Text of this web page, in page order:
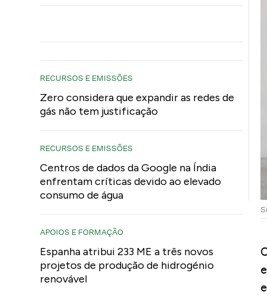
RECURSOS E EMISSÕES
Zero considera que expandir as redes de
gás não tem justificação
RECURSOS E EMISSÕES
Centros de dados da Google na Índia
enfrentam críticas devido ao elevado
consumo de água
APOIOS E FORMAÇÃO
Espanha atribui 233 ME a três novos
projetos de produção de hidrogénio
renovável